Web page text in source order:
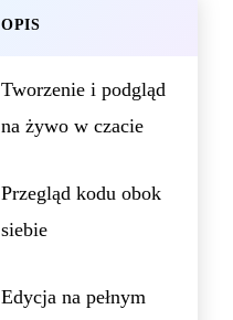
OPIS
Tworzenie i podgląd
na żywo w czacie
Przegląd kodu obok
siebie
Edycja na pełnym